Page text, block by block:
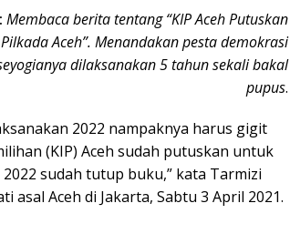
Membaca berita tentang “KIP Aceh Putuskan
Aceh”. Menandakan pesta demokrasi
dilaksanakan 5 tahun sekali bakal
pupus.
2022 nampaknya harus gigit
(KIP) Aceh sudah putuskan untuk
sudah tutup buku,” kata Tarmizi
asal Aceh di Jakarta, Sabtu 3 April 2021.